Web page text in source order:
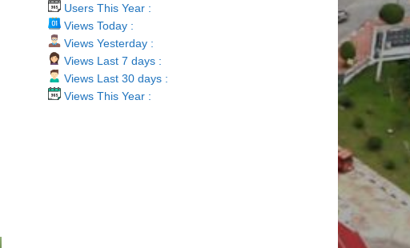
Users This Year :
Views Today :
Views Yesterday :
Views Last 7 days :
Views Last 30 days :
Views This Year :